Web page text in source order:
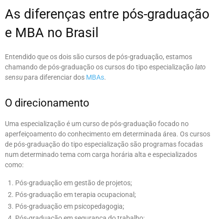
As diferenças entre pós-graduação
e MBA no Brasil
Entendido que os dois são cursos de pós-graduação, estamos
chamando de pós-graduação os cursos do tipo especializaçãolato
sensu para diferenciar dos MBAs.
O direcionamento
Uma especialização é um curso de pós-graduação focado no
aperfeiçoamento do conhecimento em determinada área. Os cursos
de pós-graduação do tipo especialização são programas focadas
num determinado tema com carga horária alta e especializados
como:
Pós-graduação em gestão de projetos;
Pós-graduação em terapia ocupacional;
Pós-graduação em psicopedagogia;